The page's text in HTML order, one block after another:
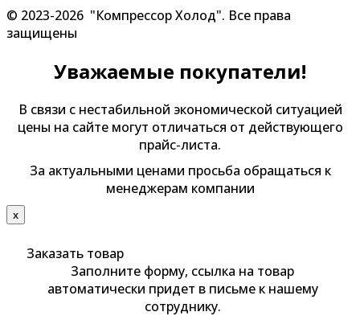
© 2023-2026 "Компрессор Холод". Все права
защищены
Уважаемые покупатели!
В связи с нестабильной экономической ситуацией
цены на сайте могут отличаться от действующего
прайс-листа.
За актуальными ценами просьба обращаться к
менеджерам компании
х
Заказать товар
Заполните форму, ссылка на товар
автоматически придет в письме к нашему
сотруднику.